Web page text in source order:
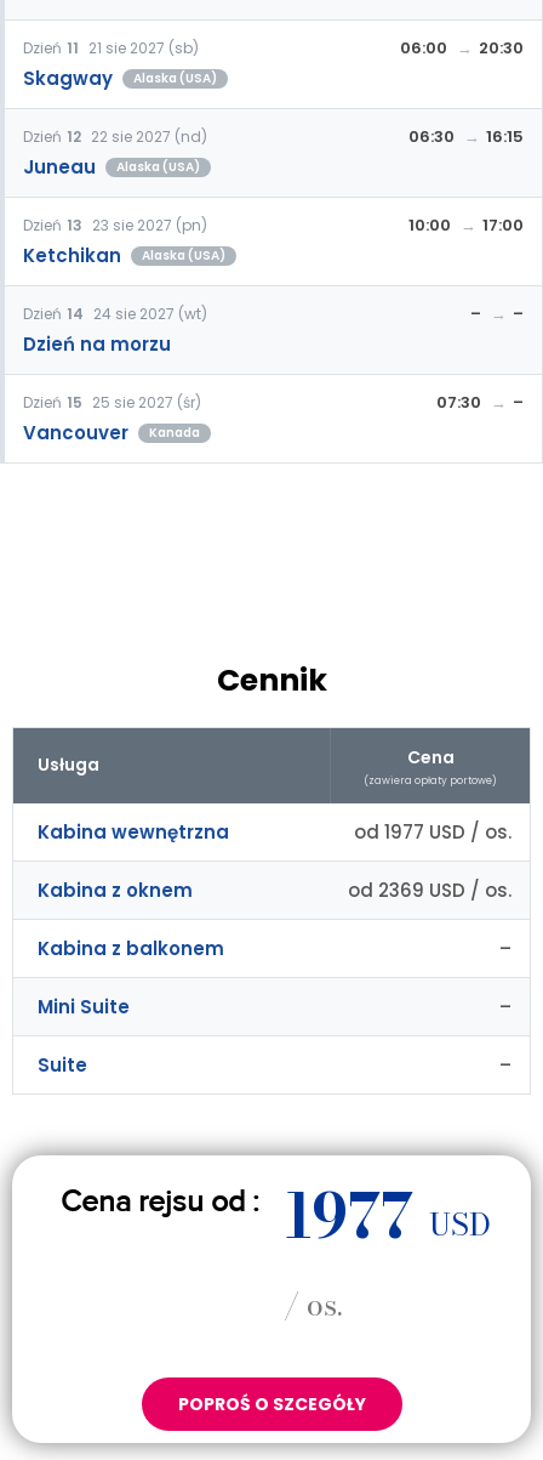
Dzień 11 21 sie 2027 (sb)
Skagway Alaska (USA)
06:00 20:30
Dzień 12 22 sie 2027 (nd)
Juneau Alaska (USA)
06:30 16:15
Dzień 13 23 sie 2027 (pn)
Ketchikan Alaska (USA)
10:00 17:00
Dzień 14 24 sie 2027 (wt)
Dzień na morzu
– –
Dzień 15 25 sie 2027 (śr)
Vancouver Kanada
07:30 –
Cennik
Usługa Cena
(zawiera opłaty portowe)
Kabina wewnętrzna od 1977 USD / os.
Kabina z oknem od 2369 USD / os.
Kabina z balkonem –
Mini Suite –
Suite –
Cena rejsu od : 1977 USD
/ os.
POPROŚ O SZCEGÓŁY